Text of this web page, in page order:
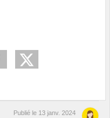
Publié le 13 janv. 2024